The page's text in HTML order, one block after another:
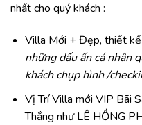
nhất cho quý khách :
Villa Mới + Đẹp, thiết kế
những dấu ấn cá nhân
khách chụp hình /
Vị Trí Villa mới VIP Bãi
Thắng như LÊ HỒNG